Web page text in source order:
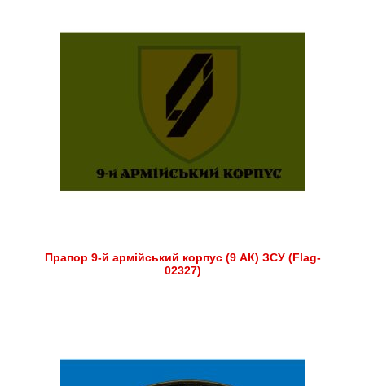
Прапор 9-й армійський корпус (9 АК) ЗСУ (Flag-
02327)